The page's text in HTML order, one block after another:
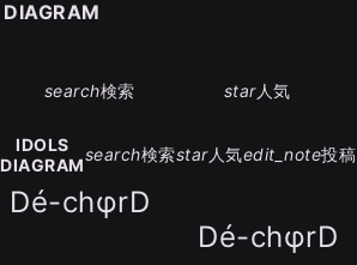
search検索 star人気
IDOLS
DIAGRAM
search検索star人気edit_note投稿
Dé-chφrD
Dé-chφrD